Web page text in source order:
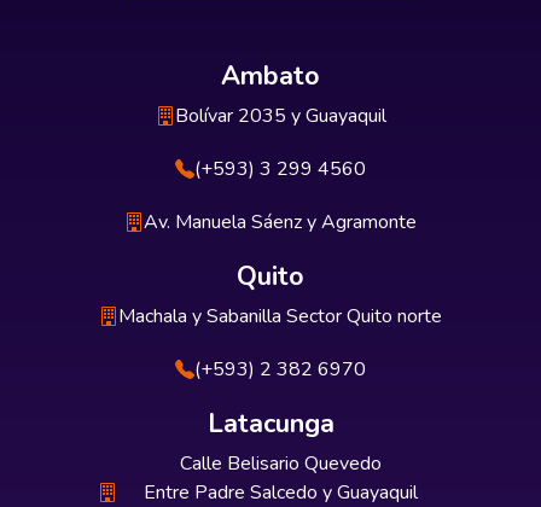
Ambato
Bolívar 2035 y Guayaquil
(+593) 3 299 4560
Av. Manuela Sáenz y Agramonte
Quito
Machala y Sabanilla Sector Quito norte
(+593) 2 382 6970
Latacunga
Calle Belisario Quevedo
Entre Padre Salcedo y Guayaquil